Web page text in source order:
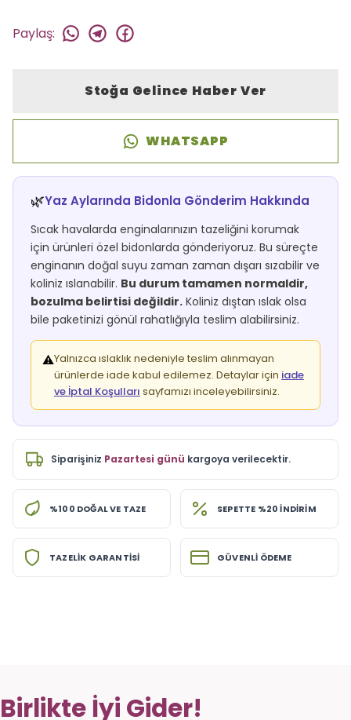
Paylaş:
Stoğa Gelince Haber Ver
WHATSAPP
🌿Yaz Aylarında Bidonla Gönderim Hakkında
Sıcak havalarda enginalarınızın tazeliğini korumak
için ürünleri özel bidonlarda gönderiyoruz. Bu süreçte
enginanın doğal suyu zaman zaman dışarı sızabilir ve
koliniz ıslanabilir. Bu durum tamamen normaldir,
bozulma belirtisi değildir. Koliniz dıştan ıslak olsa
bile paketinizi gönül rahatlığıyla teslim alabilirsiniz.
⚠️Yalnızca ıslaklık nedeniyle teslim alınmayan
ürünlerde iade kabul edilemez. Detaylar için iade
ve İptal Koşulları sayfamızı inceleyebilirsiniz.
Siparişiniz Pazartesi günü kargoya verilecektir.
%100 DOĞAL VE TAZE SEPETTE %20 İNDİRİM
TAZELİK GARANTİSİ GÜVENLİ ÖDEME
Birlikte İyi Gider!